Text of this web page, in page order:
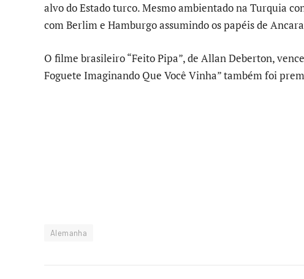
alvo do Estado turco. Mesmo ambientado na Turquia
com Berlim e Hamburgo assumindo os papéis de
O filme brasileiro “Feito Pipa”, de Allan Deberton,
Foguete Imaginando Que Você Vinha” também foi
Alemanha